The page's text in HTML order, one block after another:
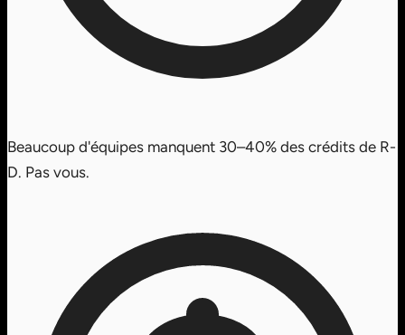
Beaucoup d'équipes manquent 30–40% des crédits de R-
D. Pas vous.